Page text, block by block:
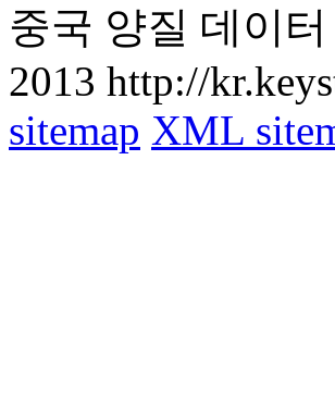
중국 양질 데이
2013 http://
sitemap XML